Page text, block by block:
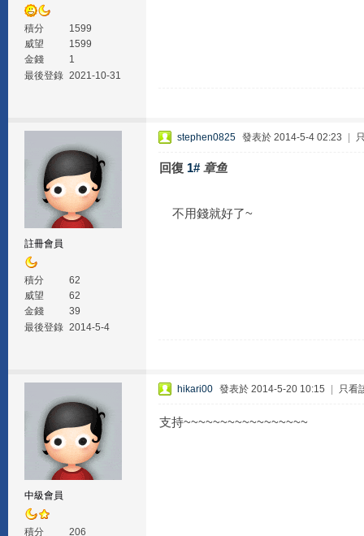
積分
1599
威望
1599
金錢
1
最後登錄 2021-10-31
註冊會員
積分
62
威望
62
金錢
39
最後登錄 2014-5-4
stephen0825 發表於 2014-5-4 02:23
回復 1# 章鱼
不用錢就好了~
中級會員
積分
206
hikari00 發表於 2014-5-20 10:15 只看
支持~~~~~~~~~~~~~~~~~